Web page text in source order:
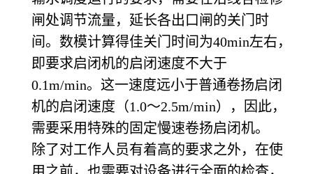
闸处调节流量，延长各出口闸的关门时
间。数模计算得佳关门时间为40min左右，
即要求启闭机的启闭速度不大于
0.1m/min。这一速度远小于普通卷扬启闭
机的启闭速度（1.0～2.5m/min），因此，
需要采用特殊的固定慢速卷扬启闭机。
除了对工作人员有着高的要求之外，在使
用之前，也需要对设备进行全面的检查，